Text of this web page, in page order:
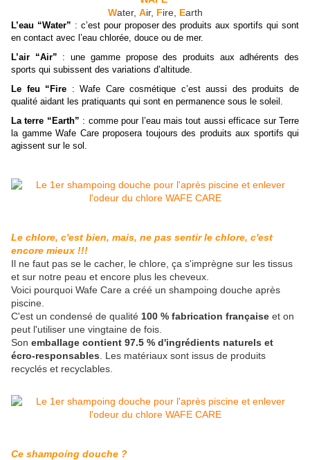
Water, Air, Fire, Earth
L’eau “Water” : c’est pour proposer des produits aux sportifs qui sont
en contact avec l’eau chlorée, douce ou de mer.
L’air “Air” : une gamme propose des produits aux adhérents des
sports qui subissent des variations d’altitude.
Le feu “Fire : Wafe Care cosmétique c’est aussi des produits de
qualité aidant les pratiquants qui sont en permanence sous le soleil.
La terre “Earth” : comme pour l’eau mais tout aussi efficace sur Terre
la gamme Wafe Care proposera toujours des produits aux sportifs qui
agissent sur le sol.
Le chlore, c'est bien, mais, ne pas sentir le chlore, c'est
encore mieux !!!
Il ne faut pas se le cacher, le chlore, ça s'imprègne sur les tissus
et sur notre peau et encore plus les cheveux.
Voici pourquoi Wafe Care a créé un shampoing douche après
piscine.
C'est un condensé de qualité 100 % fabrication française et on
peut l'utiliser une vingtaine de fois.
Son emballage contient 97.5 % d'ingrédients naturels et
écro-responsables . Les matériaux sont issus de produits
recyclés et recyclables.
Ce shampoing douche ?